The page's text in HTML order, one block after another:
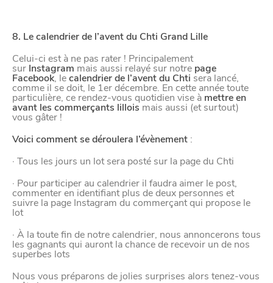
8. Le calendrier de l’avent du Chti Grand Lille
Celui-ci est à ne pas rater ! Principalement
sur Instagram mais aussi relayé sur notre page
Facebook, lecalendrier de l’avent du Chti sera lancé,
comme il se doit, le 1er décembre. En cette année toute
particulière, ce rendez-vous quotidien vise à mettre en
avant les commerçants lillois mais aussi (et surtout)
vous gâter !
Voici comment se déroulera l’évènement :
· Tous les jours un lot sera posté sur la page du Chti
· Pour participer au calendrier il faudra aimer le post,
commenter en identifiant plus de deux personnes et
suivre la page Instagram du commerçant qui propose le
lot
· À la toute fin de notre calendrier, nous annoncerons tous
les gagnants qui auront la chance de recevoir un de nos
superbes lots
Nous vous préparons de jolies surprises alors tenez-vous